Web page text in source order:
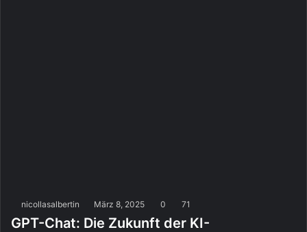
nicollasalbertin März 8, 2025 0 71
GPT-Chat: Die Zukunft der KI-